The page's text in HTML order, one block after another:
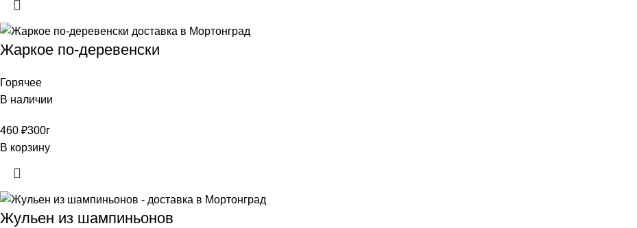
Жаркое по-деревенски
Горячее
В наличии
460 ₽300г
В корзину
Жульен из шампиньонов